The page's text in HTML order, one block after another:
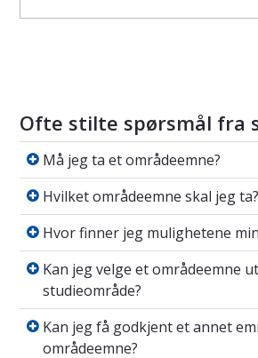
Ofte stilte spørsmål fra
Må jeg ta et områdeemne?
Må jeg ta et områdeemne?
Hvilket områdeemne skal
Hvilket områdeemne skal jeg ta?
Hvor finner jeg
Hvor finner jeg mulighetene
Kan jeg velge et
Kan jeg velge et områdeemne
studieområde?
Kan jeg få godkjent et
Kan jeg få godkjent et annet
områdeemne?